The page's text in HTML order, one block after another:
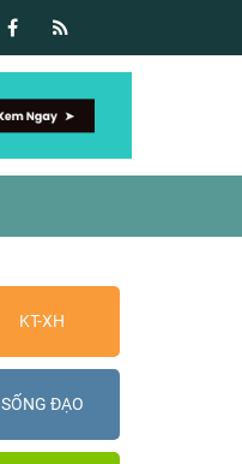
KT-XH
SỐNG ĐẠO